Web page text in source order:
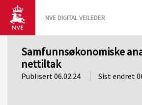
NVE DIGITAL VEILEDER
Samfunnsøkonomiske
nettiltak
Publisert 06.02.24 Sist endret